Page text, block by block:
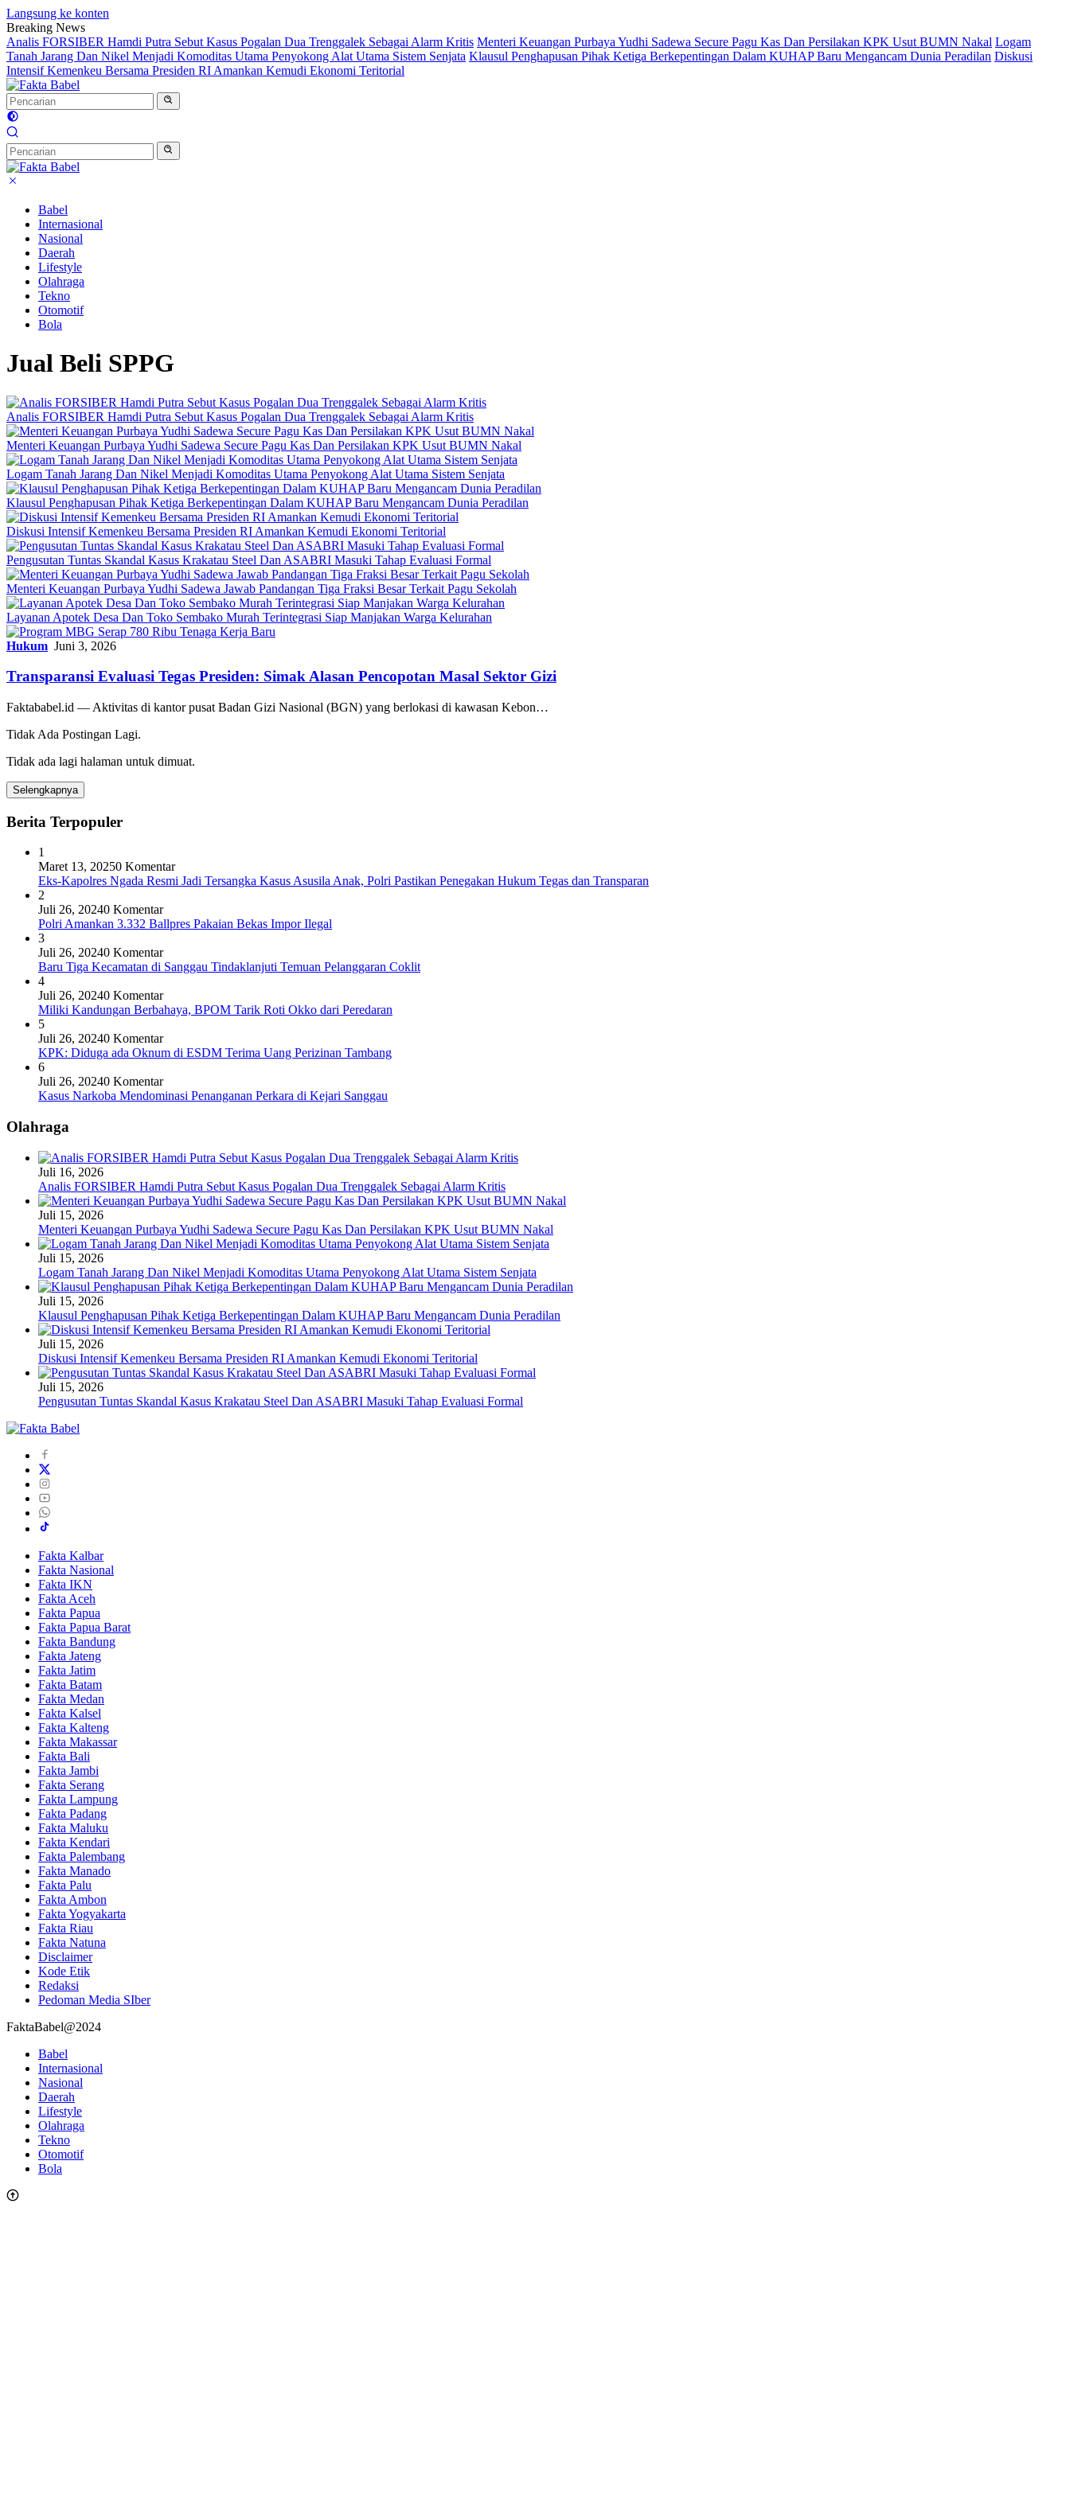
Langsung ke konten
Breaking News
Analis FORSIBER Hamdi Putra Sebut Kasus Pogalan Dua Trenggalek Sebagai Alarm Kritis Menteri Keuangan Purbaya Yudhi Sadewa Secure Pagu Kas Dan Persilakan KPK Usut BUMN Nakal Logam
Tanah Jarang Dan Nikel Menjadi Komoditas Utama Penyokong Alat Utama Sistem Senjata Klausul Penghapusan Pihak Ketiga Berkepentingan Dalam KUHAP Baru Mengancam Dunia Peradilan Diskusi
Intensif Kemenkeu Bersama Presiden RI Amankan Kemudi Ekonomi Teritorial
Babel
Internasional
Nasional
Daerah
Lifestyle
Olahraga
Tekno
Otomotif
Bola
Jual Beli SPPG
Analis FORSIBER Hamdi Putra Sebut Kasus Pogalan Dua Trenggalek Sebagai Alarm Kritis
Menteri Keuangan Purbaya Yudhi Sadewa Secure Pagu Kas Dan Persilakan KPK Usut BUMN Nakal
Logam Tanah Jarang Dan Nikel Menjadi Komoditas Utama Penyokong Alat Utama Sistem Senjata
Klausul Penghapusan Pihak Ketiga Berkepentingan Dalam KUHAP Baru Mengancam Dunia Peradilan
Diskusi Intensif Kemenkeu Bersama Presiden RI Amankan Kemudi Ekonomi Teritorial
Pengusutan Tuntas Skandal Kasus Krakatau Steel Dan ASABRI Masuki Tahap Evaluasi Formal
Menteri Keuangan Purbaya Yudhi Sadewa Jawab Pandangan Tiga Fraksi Besar Terkait Pagu Sekolah
Layanan Apotek Desa Dan Toko Sembako Murah Terintegrasi Siap Manjakan Warga Kelurahan
Hukum Juni 3, 2026
Transparansi Evaluasi Tegas Presiden: Simak Alasan Pencopotan Masal Sektor Gizi
Faktababel.id — Aktivitas di kantor pusat Badan Gizi Nasional (BGN) yang berlokasi di kawasan Kebon…
Tidak Ada Postingan Lagi.
Tidak ada lagi halaman untuk dimuat.
Selengkapnya
Berita Terpopuler
1
Maret 13, 20250 Komentar
Eks-Kapolres Ngada Resmi Jadi Tersangka Kasus Asusila Anak, Polri Pastikan Penegakan Hukum Tegas dan Transparan
2
Juli 26, 20240 Komentar
Polri Amankan 3.332 Ballpres Pakaian Bekas Impor Ilegal
3
Juli 26, 20240 Komentar
Baru Tiga Kecamatan di Sanggau Tindaklanjuti Temuan Pelanggaran Coklit
4
Juli 26, 20240 Komentar
Miliki Kandungan Berbahaya, BPOM Tarik Roti Okko dari Peredaran
5
Juli 26, 20240 Komentar
KPK: Diduga ada Oknum di ESDM Terima Uang Perizinan Tambang
6
Juli 26, 20240 Komentar
Kasus Narkoba Mendominasi Penanganan Perkara di Kejari Sanggau
Olahraga
Juli 16, 2026
Analis FORSIBER Hamdi Putra Sebut Kasus Pogalan Dua Trenggalek Sebagai Alarm Kritis
Juli 15, 2026
Menteri Keuangan Purbaya Yudhi Sadewa Secure Pagu Kas Dan Persilakan KPK Usut BUMN Nakal
Juli 15, 2026
Logam Tanah Jarang Dan Nikel Menjadi Komoditas Utama Penyokong Alat Utama Sistem Senjata
Juli 15, 2026
Klausul Penghapusan Pihak Ketiga Berkepentingan Dalam KUHAP Baru Mengancam Dunia Peradilan
Juli 15, 2026
Diskusi Intensif Kemenkeu Bersama Presiden RI Amankan Kemudi Ekonomi Teritorial
Juli 15, 2026
Pengusutan Tuntas Skandal Kasus Krakatau Steel Dan ASABRI Masuki Tahap Evaluasi Formal
Fakta Kalbar
Fakta Nasional
Fakta IKN
Fakta Aceh
Fakta Papua
Fakta Papua Barat
Fakta Bandung
Fakta Jateng
Fakta Jatim
Fakta Batam
Fakta Medan
Fakta Kalsel
Fakta Kalteng
Fakta Makassar
Fakta Bali
Fakta Jambi
Fakta Serang
Fakta Lampung
Fakta Padang
Fakta Maluku
Fakta Kendari
Fakta Palembang
Fakta Manado
Fakta Palu
Fakta Ambon
Fakta Yogyakarta
Fakta Riau
Fakta Natuna
Disclaimer
Kode Etik
Redaksi
Pedoman Media SIber
FaktaBabel@2024
Babel
Internasional
Nasional
Daerah
Lifestyle
Olahraga
Tekno
Otomotif
Bola